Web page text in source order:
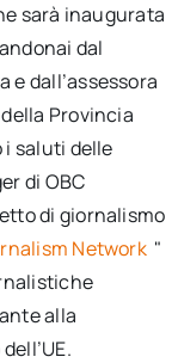
sarà inaugurata
dal
e dall’assessora
Provincia
i saluti delle
di OBC
di giornalismo
Network "
alla